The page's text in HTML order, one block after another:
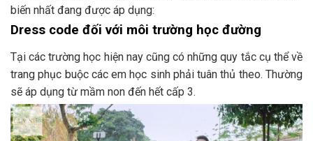
biến nhất đang được áp dụng:
Dress code đối với môi trường học đường
Tại các trường học hiện nay cũng có những quy tắc cụ thể về
trang phục buộc các em học sinh phải tuân thủ theo. Thường
sẽ áp dụng từ mầm non đến hết cấp 3.